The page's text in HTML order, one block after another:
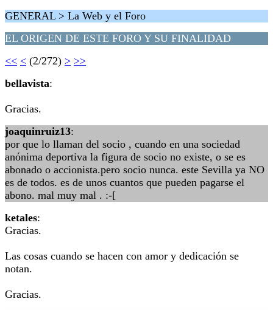
GENERAL > La Web y el Foro
EL ORIGEN DE ESTE FORO Y SU FINALIDAD
<< < (2/272) > >>
bellavista:
Gracias.
joaquinruiz13:
por que lo llaman del socio , cuando en una sociedad
anónima deportiva la figura de socio no existe, o se es
abonado o accionista.pero socio nunca. este Sevilla ya NO
es de todos. es de unos cuantos que pueden pagarse el
abono. mal muy mal . :-[
ketales:
Gracias.
Las cosas cuando se hacen con amor y dedicación se
notan.
Gracias.